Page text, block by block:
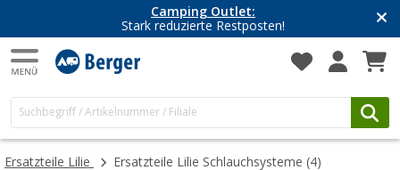
Camping Outlet:
Stark reduzierte Restposten!
Ersatzteile Lilie Ersatzteile Lilie Schlauchsysteme (4)